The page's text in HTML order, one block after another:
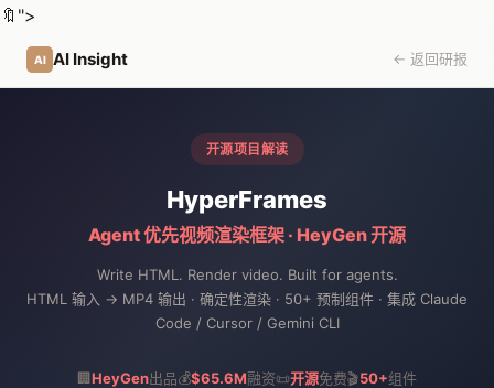
🔖 ">
AI AI Insight ← 返回研报
开源项目解读
HyperFrames
Agent 优先视频渲染框架 · HeyGen 开源
Write HTML. Render video. Built for agents.
HTML 输入 → MP4 输出 · 确定性渲染 · 50+ 预制组件 · 集成 Claude
Code / Cursor / Gemini CLI
🏢HeyGen出品💰$65.6M融资📜开源免费🎬50+组件